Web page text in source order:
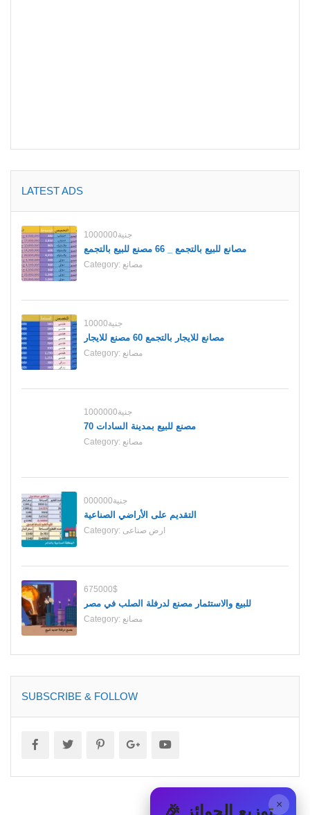
LATEST ADS
1000000جنية
مصانع للبيع بالتجمع _ 66 مصنع للبيع بالتجمع
Category: مصانع
10000جنية
مصانع للايجار بالتجمع 60 مصنع للايجار
Category: مصانع
1000000جنية
70 مصنع للبيع بمدينة السادات
Category: مصانع
000000جنية
التقديم على الأراضي الصناعية
Category: ارض صناعى
675000$
للبيع والاستثمار مصنع لدرفلة الصلب في مصر
Category: مصانع
SUBSCRIBE & FOLLOW
× 🎉 توزيع الجوائز